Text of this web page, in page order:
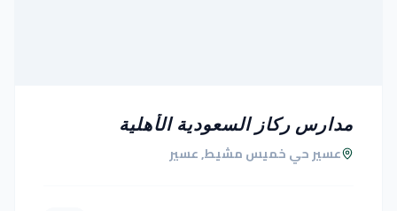
مدارس ركاز السعودية الأهلية
عسير حي خميس مشيط, عسير